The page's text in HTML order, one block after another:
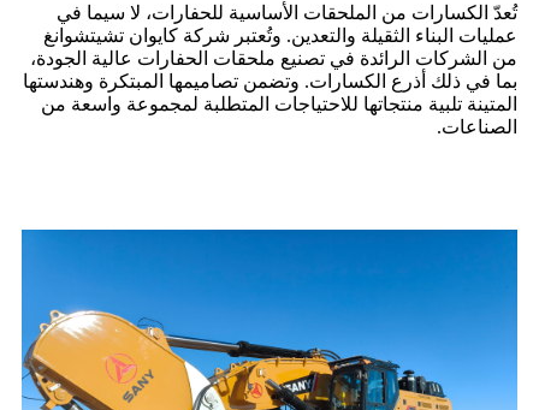
تُعدّ الكسارات من الملحقات الأساسية للحفارات، لا سيما في
عمليات البناء الثقيلة والتعدين. وتُعتبر شركة كايوان تشيتشوانغ
من الشركات الرائدة في تصنيع ملحقات الحفارات عالية الجودة،
بما في ذلك أذرع الكسارات. وتضمن تصاميمها المبتكرة وهندستها
المتينة تلبية منتجاتها للاحتياجات المتطلبة لمجموعة واسعة من
الصناعات.